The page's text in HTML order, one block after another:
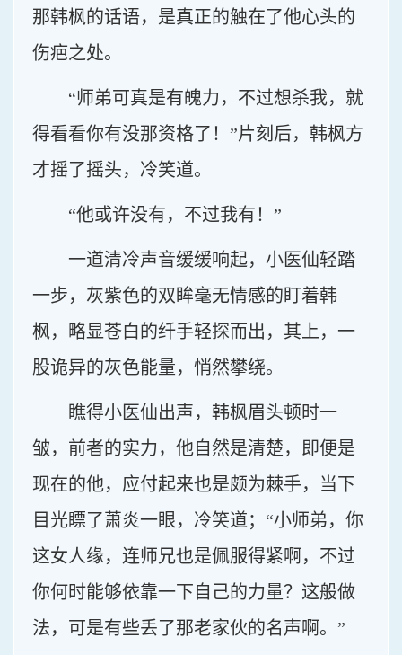
那韩枫的话语，是真正的触在了他心头的
伤疤之处。
“师弟可真是有魄力，不过想杀我，就
得看看你有没那资格了！”片刻后，韩枫方
才摇了摇头，冷笑道。
“他或许没有，不过我有！”
一道清冷声音缓缓响起，小医仙轻踏
一步，灰紫色的双眸毫无情感的盯着韩
枫，略显苍白的纤手轻探而出，其上，一
股诡异的灰色能量，悄然攀绕。
瞧得小医仙出声，韩枫眉头顿时一
皱，前者的实力，他自然是清楚，即便是
现在的他，应付起来也是颇为棘手，当下
目光瞟了萧炎一眼，冷笑道；“小师弟，你
这女人缘，连师兄也是佩服得紧啊，不过
你何时能够依靠一下自己的力量？这般做
法，可是有些丢了那老家伙的名声啊。”